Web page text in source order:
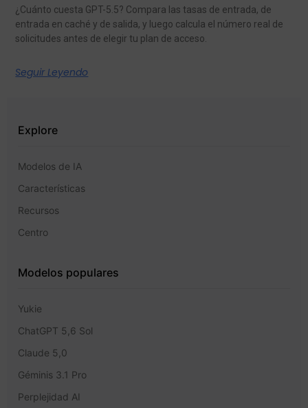
¿Cuánto cuesta GPT-5.5? Compara las tasas de entrada, de
entrada en caché y de salida, y luego calcula el número real de
solicitudes antes de elegir tu plan de acceso.
Seguir Leyendo
Explore
Modelos de IA
Características
Recursos
Centro
Modelos populares
Yukie
ChatGPT 5,6 Sol
Claude 5,0
Géminis 3.1 Pro
Perplejidad AI